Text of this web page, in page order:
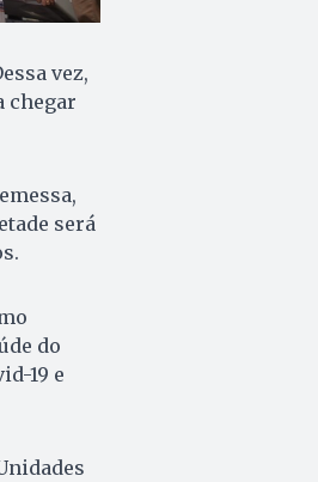
vez,
chegar
será
do
19 e